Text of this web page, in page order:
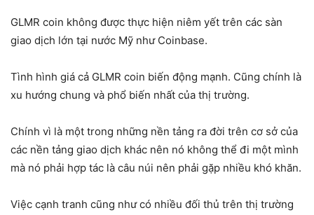
GLMR coin không được thực hiện niêm yết trên các sàn
giao dịch lớn tại nước Mỹ như Coinbase.
Tình hình giá cả GLMR coin biến động mạnh. Cũng chính là
xu hướng chung và phổ biến nhất của thị trường.
Chính vì là một trong những nền tảng ra đời trên cơ sở của
các nền tảng giao dịch khác nên nó không thể đi một mình
mà nó phải hợp tác là câu núi nên phải gặp nhiều khó khăn.
Việc cạnh tranh cũng như có nhiều đối thủ trên thị trường